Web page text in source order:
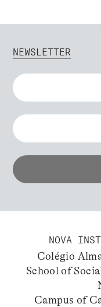
NEWSLETTER
NOVA
Colégio
School of
Campus of